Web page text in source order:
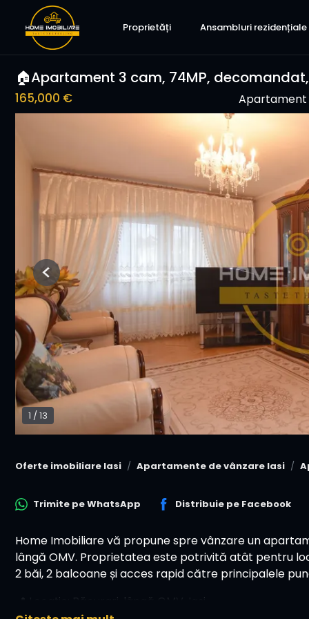
Proprietăți Ansambluri rezidențiale
🏠Apartament 3 cam, 74MP,
165,000 € Apartament
1 /13
Previous
Oferte imobiliare Iasi Apartamente de vânzare Iasi
Trimite peWhatsApp Distribuie pe Facebook
Home Imobiliare vă propune spre vânzare un
lângă OMV. Proprietatea este potrivită atât pentru
2 băi, 2 balcoane și acces rapid către principalele
📍 Locație: Păcurari, lângă OMV, Iași